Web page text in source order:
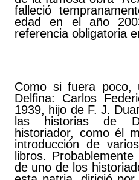
falleció
edad en el año
referencia obligatoria
Como si fuera poco,
Delfina: Carlos
1939, hijo de F. J.
las historias de
historiador, como él
introducción de
libros.
de uno de los